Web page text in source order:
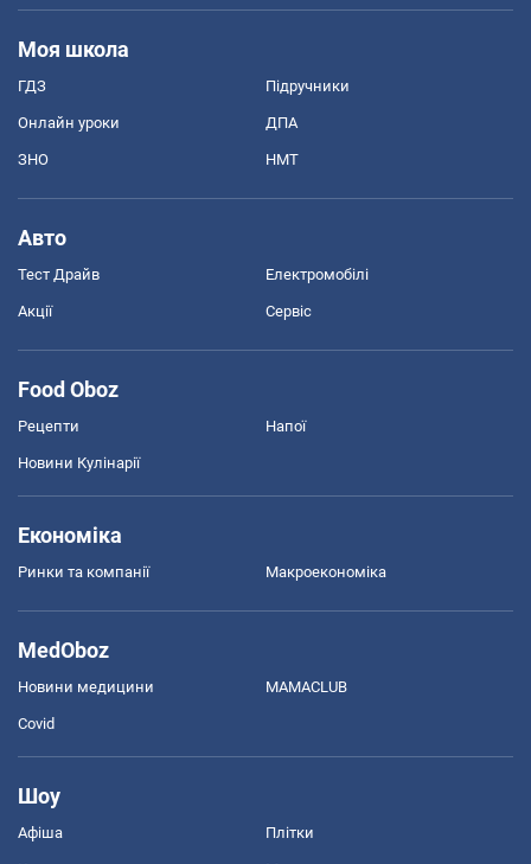
Моя школа
ГДЗ Підручники
Онлайн уроки ДПА
ЗНО НМТ
Авто
Тест Драйв Електромобілі
Акції Сервіс
Food Oboz
Рецепти Напої
Новини Кулінарії
Економіка
Ринки та компанії Макроекономіка
MedOboz
Новини медицини MAMACLUB
Covid
Шоу
Афіша Плітки